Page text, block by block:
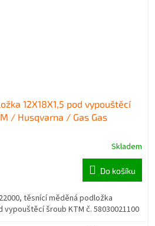
12X18X1,5 pod vypouštěcí
/ Husqvarna / Gas Gas
Skladem
Do košíku
těsnící měděná podložka
vypouštěcí šroub KTM č. 58030021100